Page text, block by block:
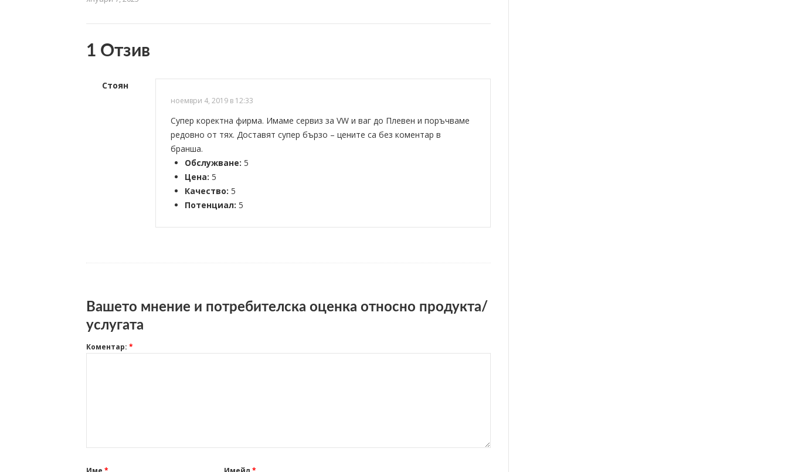
1 Отзив
Стоян
ноември 4, 2019 в 12:33
Супер коректна фирма. Имаме сервиз за VW и ваг до Плевен и поръчваме
редовно от тях. Доставят супер бързо – цените са без коментар в
бранша.
Обслужване:5
Цена:5
Качество:5
Потенциал:5
Вашето мнение и потребителска оценка относно продукта/
услугата
Коментар: *